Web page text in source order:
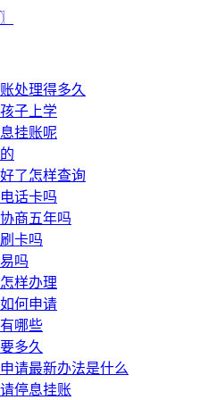
处理得多久
子上学
挂账呢
了怎样查询
话卡吗
商五年吗
卡吗
吗
样办理
何申请
哪些
多久
请最新办法是什么
停息挂账